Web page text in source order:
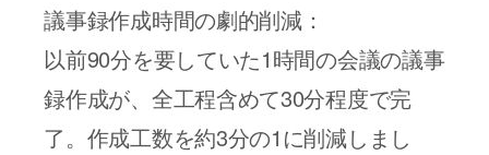
議事録作成時間の劇的削減：
以前90分を要していた1時間の会議の議事
録作成が、全工程含めて30分程度で完
了。作成工数を約3分の1に削減しまし